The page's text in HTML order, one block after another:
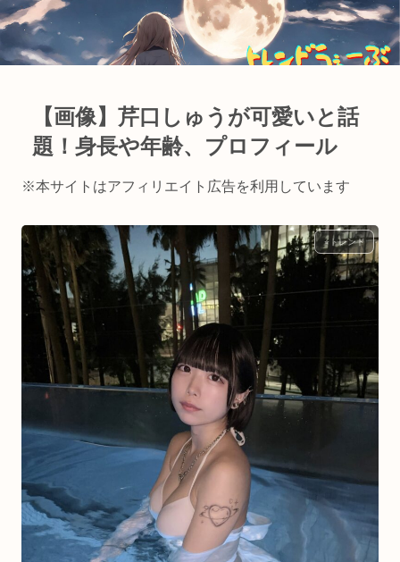
【画像】芹口しゅうが可愛いと話
題！身長や年齢、プロフィール
※本サイトはアフィリエイト広告を利用しています
⭐︎トレンド